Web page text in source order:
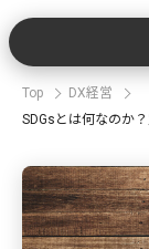
Top
DX経営
SDGsとは何なのか